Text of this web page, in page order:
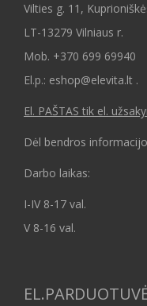
Vilties g. 11,
LT-13279 Vilniaus r.
Mob. +370 699 69940
El.p.: eshop@elevita.lt .
El. PAŠTAS tik el.
Dėl bendros
Darbo laikas:
I-IV 8-17 val.
V 8-16 val.